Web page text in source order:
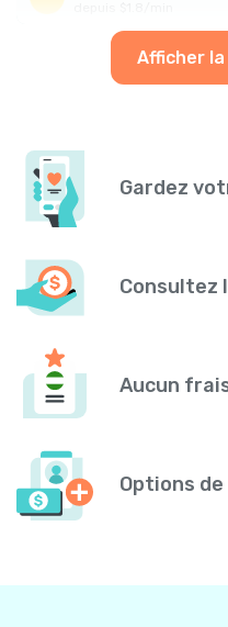
Afficher
Gardez
Consultez
Aucun
Options